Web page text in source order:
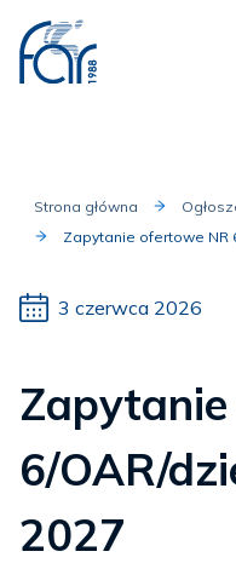
Strona główna
Zapytanie ofertowe NR
3 czerwca 2026
6/OAR/
2027